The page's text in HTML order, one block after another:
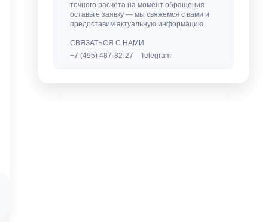
точного расчёта на момент обращения
оставьте заявку — мы свяжемся с вами и
предоставим актуальную информацию.
СВЯЗАТЬСЯ С НАМИ
+7 (495) 487-82-27
Telegram